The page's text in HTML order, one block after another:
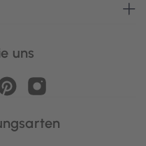
uns